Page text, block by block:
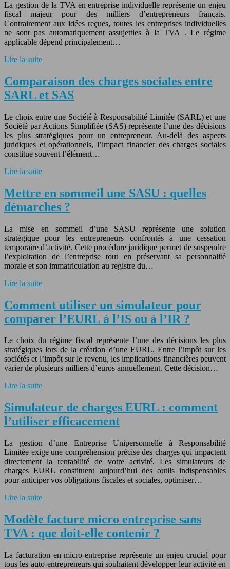
La gestion de la TVA en entreprise individuelle représente un enjeu
fiscal majeur pour des milliers d’entrepreneurs français.
Contrairement aux idées reçues, toutes les entreprises individuelles
ne sont pas automatiquement assujetties à la TVA . Le régime
applicable dépend principalement…
Lire la suite
Comparaison des charges sociales entre
SARL et SAS
Le choix entre une Société à Responsabilité Limitée (SARL) et une
Société par Actions Simplifiée (SAS) représente l’une des décisions
les plus stratégiques pour un entrepreneur. Au-delà des aspects
juridiques et opérationnels, l’impact financier des charges sociales
constitue souvent l’élément…
Lire la suite
Mettre en sommeil une SASU : quelles
démarches ?
La mise en sommeil d’une SASU représente une solution
stratégique pour les entrepreneurs confrontés à une cessation
temporaire d’activité. Cette procédure juridique permet de suspendre
l’exploitation de l’entreprise tout en préservant sa personnalité
morale et son immatriculation au registre du…
Lire la suite
Comment utiliser un simulateur pour
comparer l’EURL à l’IS ou à l’IR ?
Le choix du régime fiscal représente l’une des décisions les plus
stratégiques lors de la création d’une EURL. Entre l’impôt sur les
sociétés et l’impôt sur le revenu, les implications financières peuvent
varier de plusieurs milliers d’euros annuellement. Cette décision…
Lire la suite
Simulateur de charges EURL : comment
l’utiliser efficacement
La gestion d’une Entreprise Unipersonnelle à Responsabilité
Limitée exige une compréhension précise des charges qui impactent
directement la rentabilité de votre activité. Les simulateurs de
charges EURL constituent aujourd’hui des outils indispensables
pour anticiper vos obligations fiscales et sociales, optimiser…
Lire la suite
Modèle facture micro entreprise sans
TVA : que doit-elle contenir ?
La facturation en micro-entreprise représente un enjeu crucial pour
tous les auto-entrepreneurs qui souhaitent développer leur activité en